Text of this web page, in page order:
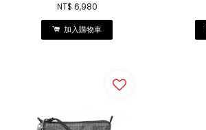
NT$ 6,980
加入購物車